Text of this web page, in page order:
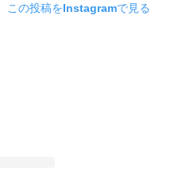
この投稿をInstagramで見る